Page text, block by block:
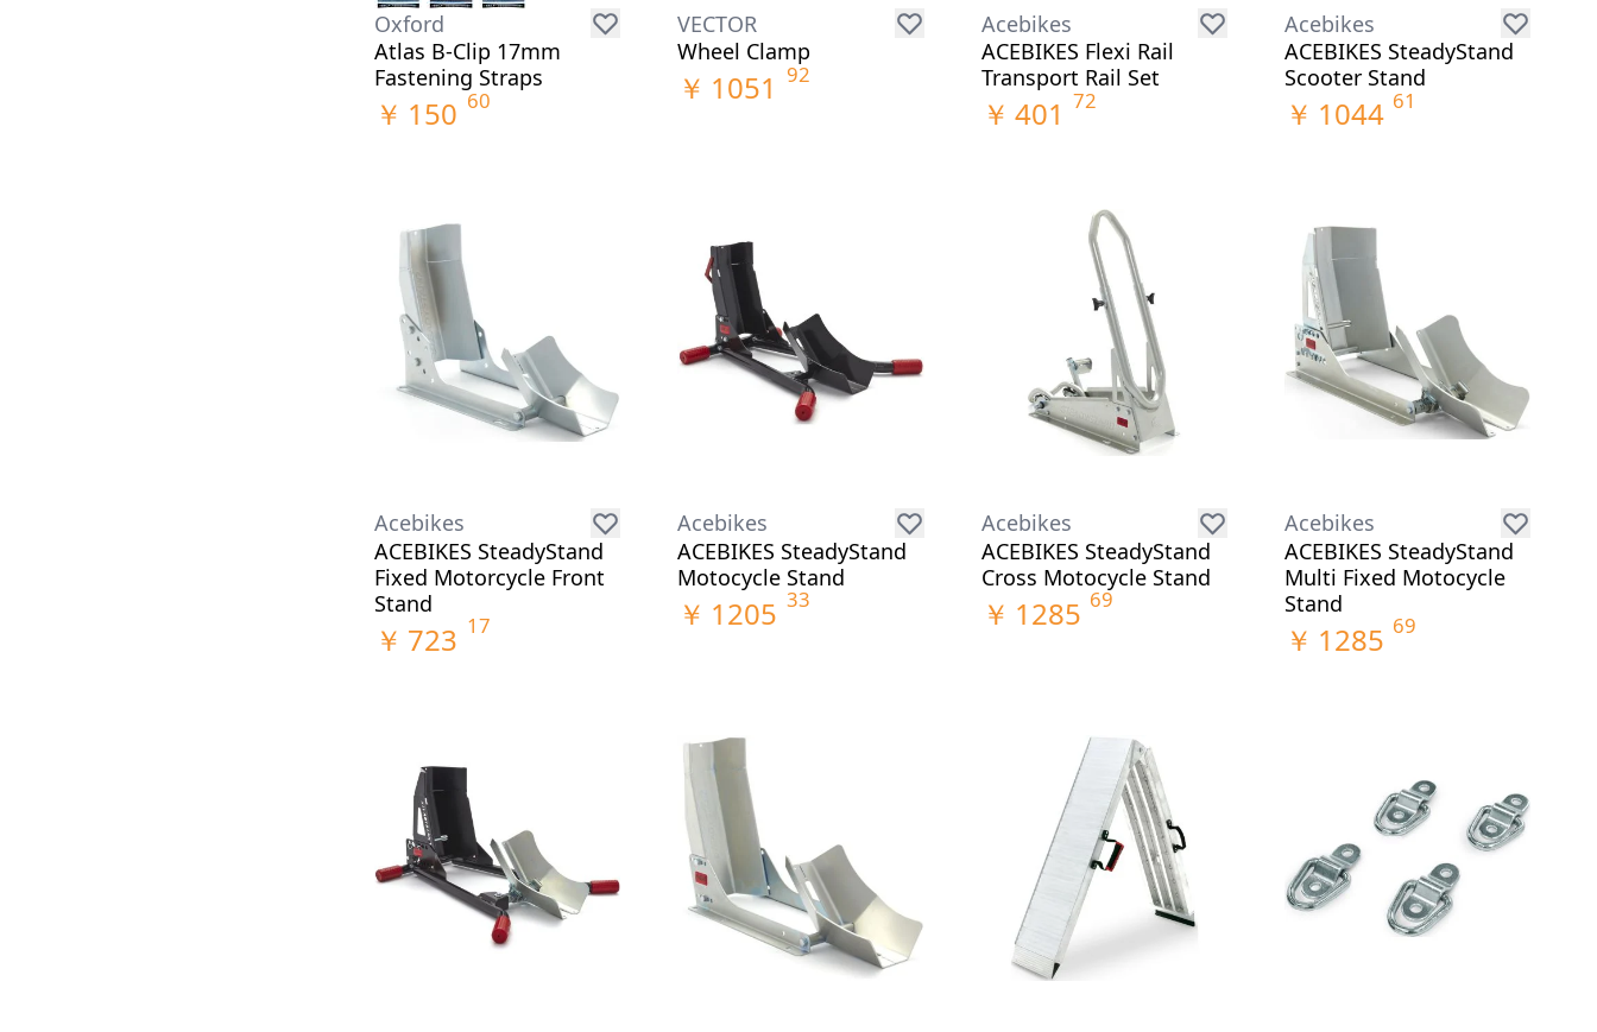
裙子和连衣裙
Oxford
Atlas B-Clip 17mm
Fastening Straps
￥ 150 60
VECTOR
Wheel Clamp
￥ 1051 92
Acebikes
ACEBIKES Flexi Rail
Transport Rail Set
￥ 401 72
Acebikes
ACEBIKES SteadyStand
Scooter Stand
￥ 1044 61
Acebikes
ACEBIKES SteadyStand
Fixed Motorcycle Front
Stand
￥ 723 17
Acebikes
ACEBIKES SteadyStand
Motocycle Stand
￥ 1205 33
Acebikes
ACEBIKES SteadyStand
Cross Motocycle Stand
￥ 1285 69
Acebikes
ACEBIKES SteadyStand
Multi Fixed Motocycle
Stand
￥ 1285 69